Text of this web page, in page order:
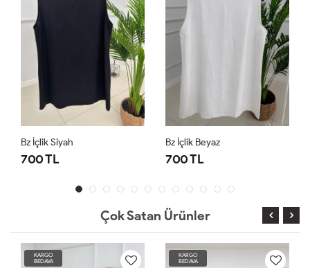
Bz İçlik Siyah
700 TL
Bz İçlik Beyaz
700 TL
Çok Satan Ürünler
KARGO
BEDAVA
KARGO
BEDAVA